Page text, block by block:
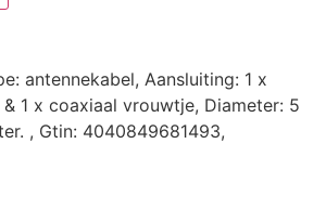
antennekabel, Aansluiting: 1 x
1 x coaxiaal vrouwtje, Diameter: 5
, Gtin: 4040849681493,